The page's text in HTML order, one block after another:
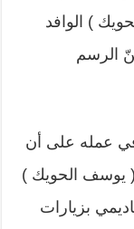
) الوافد
الرسم
عمله على أن
يوسف الحويك )
بزيارات